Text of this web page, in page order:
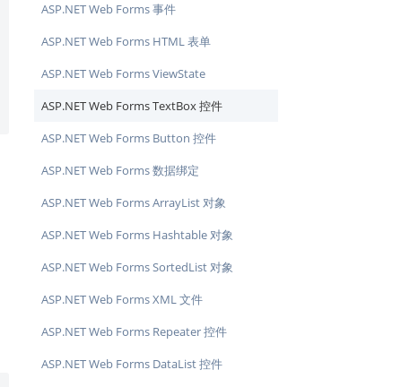
ASP.NET Web Forms 事件
ASP.NET Web Forms HTML 表单
ASP.NET Web Forms ViewState
ASP.NET Web Forms TextBox 控件
ASP.NET Web Forms Button 控件
ASP.NET Web Forms 数据绑定
ASP.NET Web Forms ArrayList 对象
ASP.NET Web Forms Hashtable 对象
ASP.NET Web Forms SortedList 对象
ASP.NET Web Forms XML 文件
ASP.NET Web Forms Repeater 控件
ASP.NET Web Forms DataList 控件